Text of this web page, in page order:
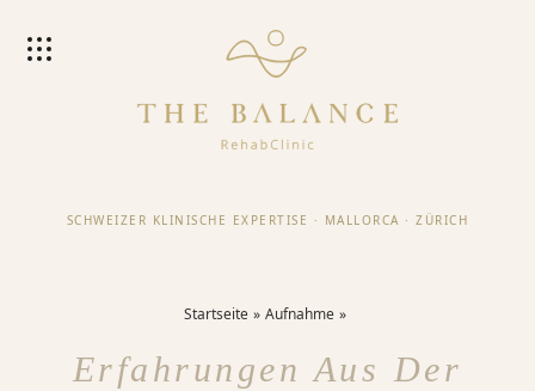
SCHWEIZER KLINISCHE EXPERTISE · MALLORCA · ZÜRICH
Startseite Aufnahme
Erfahrungen Aus Der